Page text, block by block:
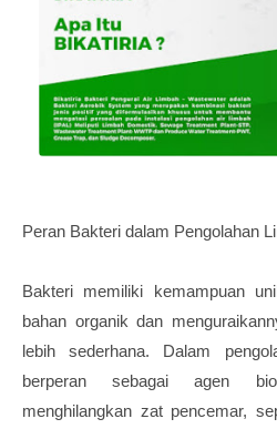
Peran Bakteri dalam Pengolahan
Bakteri memiliki kemampuan
bahan organik dan
lebih sederhana. Dalam
berperan sebagai agen
menghilangkan zat pencemar,